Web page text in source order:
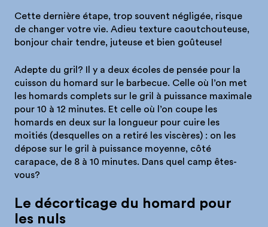
Cette dernière étape, trop souvent négligée, risque
de changer votre vie. Adieu texture caoutchouteuse,
bonjour chair tendre, juteuse et bien goûteuse!
Adepte du gril? Il y a deux écoles de pensée pour la
cuisson du homard sur le barbecue. Celle où l’on met
les homards complets sur le gril à puissance maximale
pour 10 à 12 minutes. Et celle où l’on coupe les
homards en deux sur la longueur pour cuire les
moitiés (desquelles on a retiré les viscères) : on les
dépose sur le gril à puissance moyenne, côté
carapace, de 8 à 10 minutes. Dans quel camp êtes-
vous?
Le décorticage du homard pour
les nuls